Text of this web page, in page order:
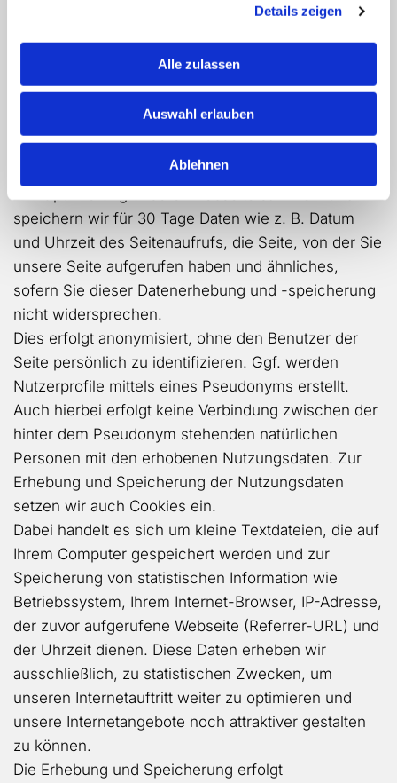
Details zeigen
Alle zulassen
Auswahl erlauben
Ablehnen
eines Dritten erforderlich ist, sofern nicht die
Interessen oder Grundrechte und Grundfreiheiten
der betroffenen Person, die den Schutz
personenbezogener Daten erfordern, überwiegen.
Erhebung und Speicherung von Nutzungsdaten
speichern wir für 30 Tage Daten wie z. B. Datum
und Uhrzeit des Seitenaufrufs, die Seite, von der Sie
unsere Seite aufgerufen haben und ähnliches,
sofern Sie dieser Datenerhebung und -speicherung
nicht widersprechen.
Dies erfolgt anonymisiert, ohne den Benutzer der
Seite persönlich zu identifizieren. Ggf. werden
Nutzerprofile mittels eines Pseudonyms erstellt.
Auch hierbei erfolgt keine Verbindung zwischen der
hinter dem Pseudonym stehenden natürlichen
Personen mit den erhobenen Nutzungsdaten. Zur
Erhebung und Speicherung der Nutzungsdaten
setzen wir auch Cookies ein.
Dabei handelt es sich um kleine Textdateien, die auf
Ihrem Computer gespeichert werden und zur
Speicherung von statistischen Information wie
Betriebssystem, Ihrem Internet-Browser, IP-Adresse,
der zuvor aufgerufene Webseite (Referrer-URL) und
der Uhrzeit dienen. Diese Daten erheben wir
ausschließlich, zu statistischen Zwecken, um
unseren Internetauftritt weiter zu optimieren und
unsere Internetangebote noch attraktiver gestalten
zu können.
Die Erhebung und Speicherung erfolgt